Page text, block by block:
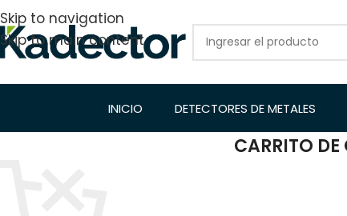
Skip to navigation
Skip to main content
INICIO DETECTORES DE METALES
CARRITO